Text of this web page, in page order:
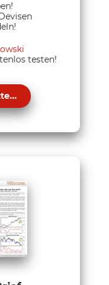
testen!